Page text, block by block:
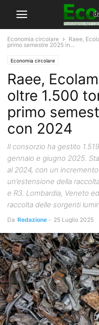
Economia circolare
Raee,
primo semestre 2025 in...
Economia circolare
Raee,
oltre 1.500
primo
con 2024
Il consorzio ha gestito
gennaio e giugno 2025.
al 2024, con un
un’estensione della
e R3. Lombardia, Veneto
raccolta delle sorgenti
Da Redazione - 25 Luglio 2025